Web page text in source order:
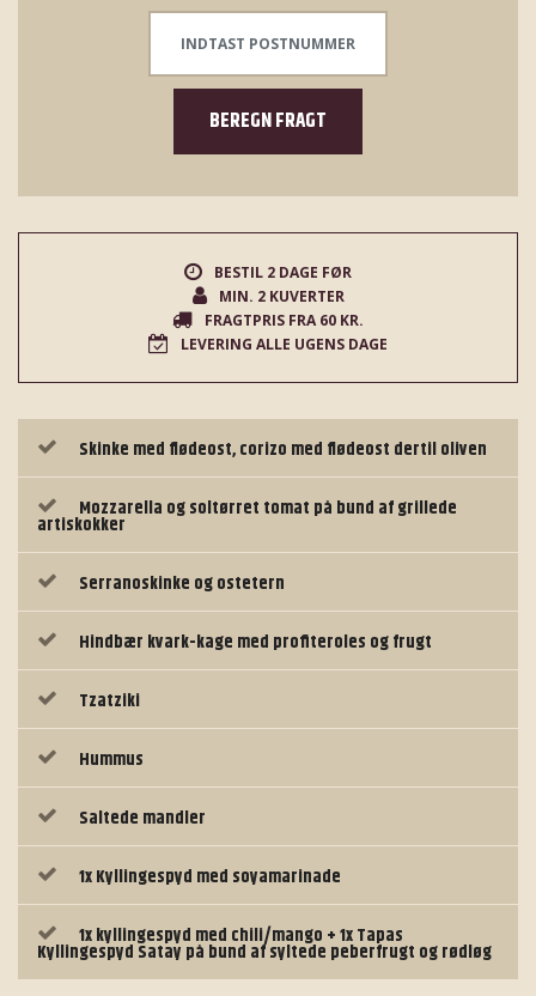
BEREGN FRAGT
BESTIL 2 DAGE FØR
MIN. 2 KUVERTER
FRAGTPRIS FRA 60 KR.
LEVERING ALLE UGENS DAGE
Skinke med flødeost, corizo med flødeost dertil oliven
Mozzarella og soltørret tomat på bund af grillede
artiskokker
Serranoskinke og ostetern
Hindbær kvark-kage med profiteroles og frugt
Tzatziki
Hummus
Saltede mandler
1x Kyllingespyd med soyamarinade
1x kyllingespyd med chili/mango + 1x Tapas
Kyllingespyd Satay på bund af syltede peberfrugt og rødløg